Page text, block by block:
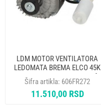
LDM MOTOR VENTILATORA
LEDOMATA BREMA ELCO 45K
SA KONDENZATOROM 2mf
23121
Šifra artikla: 606FR272
11.510,00 RSD